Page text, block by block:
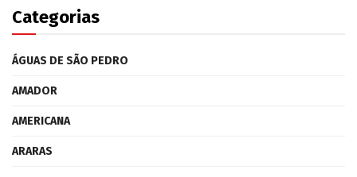
Categorias
ÁGUAS DE SÃO PEDRO
AMADOR
AMERICANA
ARARAS